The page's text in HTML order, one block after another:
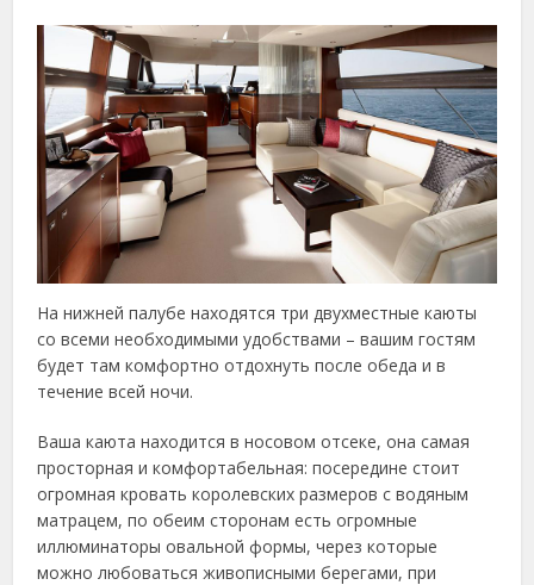
На нижней палубе находятся три двухместные каюты
со всеми необходимыми удобствами – вашим гостям
будет там комфортно отдохнуть после обеда и в
течение всей ночи.
Ваша каюта находится в носовом отсеке, она самая
просторная и комфортабельная: посередине стоит
огромная кровать королевских размеров с водяным
матрацем, по обеим сторонам есть огромные
иллюминаторы овальной формы, через которые
можно любоваться живописными берегами, при